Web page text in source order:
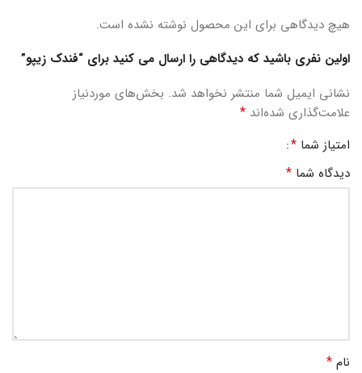
هیچ دیدگاهی برای این محصول نوشته نشده است.
اولین نفری باشید که دیدگاهی را ارسال می کنید برای “فندک زیپو”
نشانی ایمیل شما منتشر نخواهد شد. بخش‌های موردنیاز
علامت‌گذاری شده‌اند *
امتیاز شما *
دیدگاه شما *
نام *